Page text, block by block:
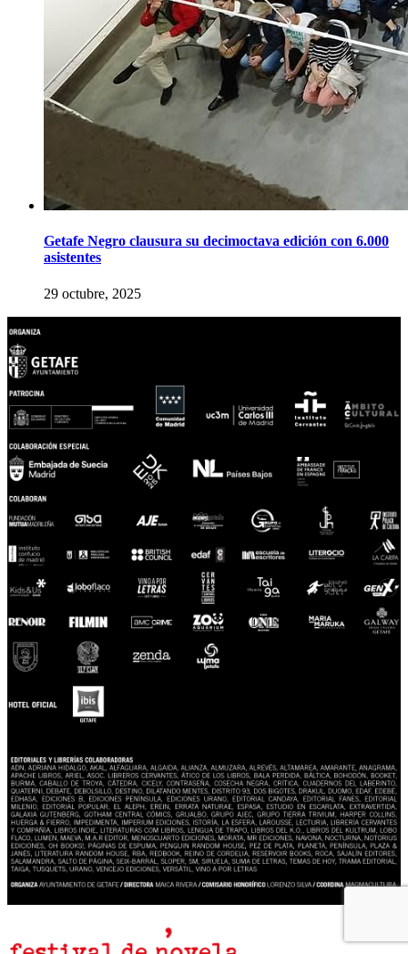
Getafe Negro clausura su decimoctava edición con 6.000
asistentes
29 octubre, 2025